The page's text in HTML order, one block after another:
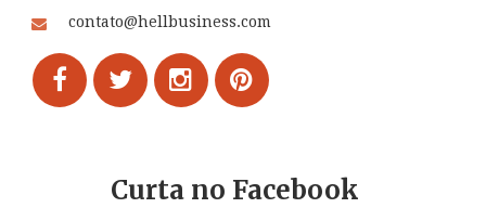
contato@hellbusiness.com
Curta no Facebook